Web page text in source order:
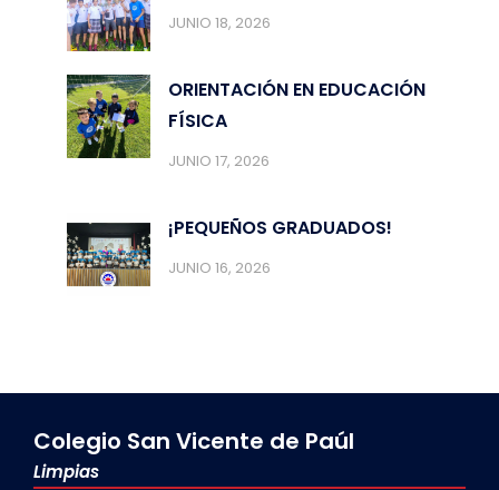
JUNIO 18, 2026
ORIENTACIÓN EN EDUCACIÓN
FÍSICA
JUNIO 17, 2026
¡PEQUEÑOS GRADUADOS!
JUNIO 16, 2026
Colegio San Vicente de Paúl
Limpias